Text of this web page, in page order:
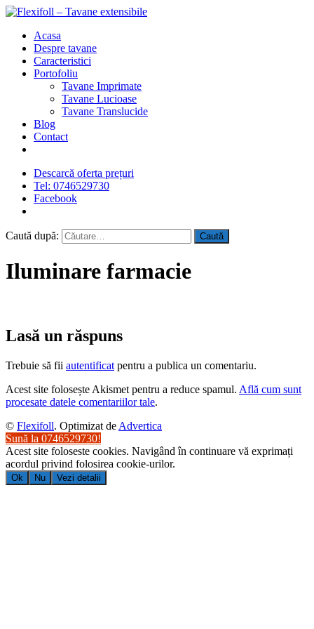
Acasa
Despre tavane
Caracteristici
Portofoliu
Tavane Imprimate
Tavane Lucioase
Tavane Translucide
Blog
Contact
Descarcă oferta prețuri
Tel: 0746529730
Facebook
Caută după:
Iluminare farmacie
Lasă un răspuns
Trebuie să fii autentificat pentru a publica un comentariu.
Acest site folosește Akismet pentru a reduce spamul. Află cum sunt
procesate datele comentariilor tale.
© Flexifoll. Optimizat de Advertica
Sună la 0746529730!
Acest site foloseste cookies. Navigând în continuare vă exprimați
acordul privind folosirea cookie-urilor.
Ok Nu Vezi detalii